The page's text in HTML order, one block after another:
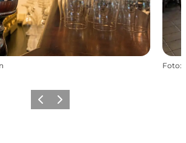
Foto:
Vorherige Folie
Nächste Folie